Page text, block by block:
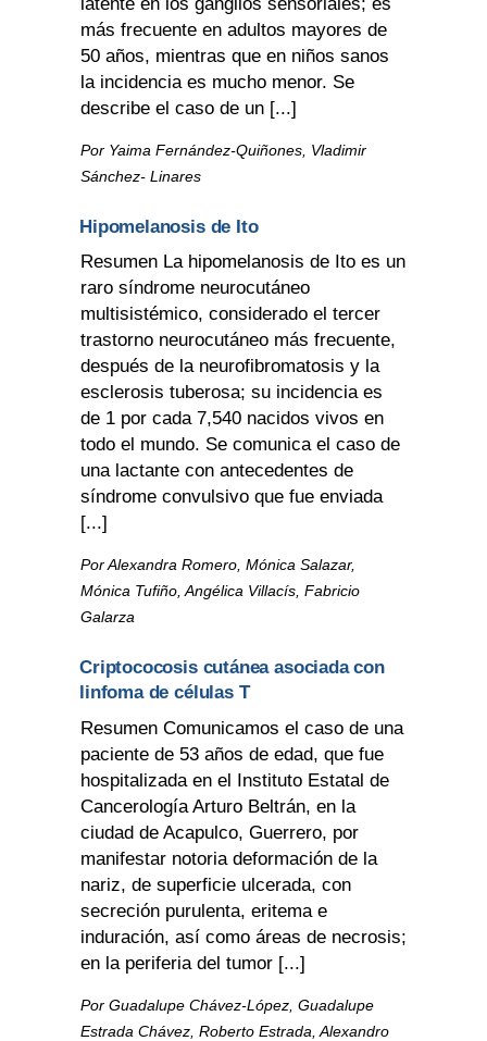
más frecuente en adultos mayores de
50 años, mientras que en niños sanos
la incidencia es mucho menor. Se
describe el caso de un [...]
Por Yaima Fernández-Quiñones, Vladimir
Sánchez- Linares
Hipomelanosis de Ito
Resumen La hipomelanosis de Ito es un
raro síndrome neurocutáneo
multisistémico, considerado el tercer
trastorno neurocutáneo más frecuente,
después de la neurofibromatosis y la
esclerosis tuberosa; su incidencia es
de 1 por cada 7,540 nacidos vivos en
todo el mundo. Se comunica el caso de
una lactante con antecedentes de
síndrome convulsivo que fue enviada
[...]
Por Alexandra Romero, Mónica Salazar,
Mónica Tufiño, Angélica Villacís, Fabricio
Galarza
Criptococosis cutánea asociada con
linfoma de células T
Resumen Comunicamos el caso de una
paciente de 53 años de edad, que fue
hospitalizada en el Instituto Estatal de
Cancerología Arturo Beltrán, en la
ciudad de Acapulco, Guerrero, por
manifestar notoria deformación de la
nariz, de superficie ulcerada, con
secreción purulenta, eritema e
induración, así como áreas de necrosis;
en la periferia del tumor [...]
Por Guadalupe Chávez-López, Guadalupe
Estrada Chávez, Roberto Estrada, Alexandro